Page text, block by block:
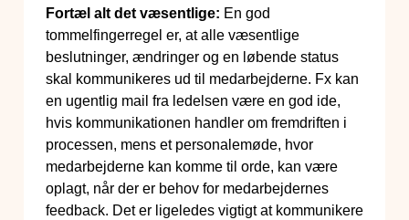
Fortæl alt det væsentlige: En god
tommelfingerregel er, at alle væsentlige
beslutninger, ændringer og en løbende status
skal kommunikeres ud til medarbejderne. Fx kan
en ugentlig mail fra ledelsen være en god ide,
hvis kommunikationen handler om fremdriften i
processen, mens et personalemøde, hvor
medarbejderne kan komme til orde, kan være
oplagt, når der er behov for medarbejdernes
feedback. Det er ligeledes vigtigt at kommunikere